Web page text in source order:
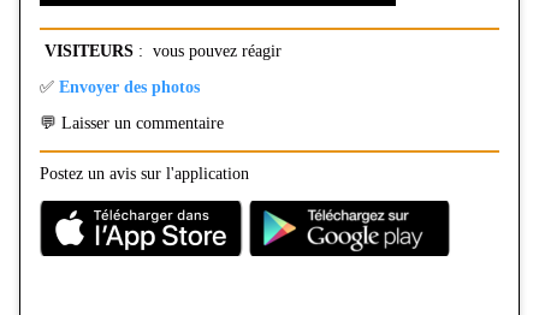
VISITEURS : vous pouvez réagir
✅ Envoyer des photos
💬 Laisser un commentaire
Postez un avis sur l'application